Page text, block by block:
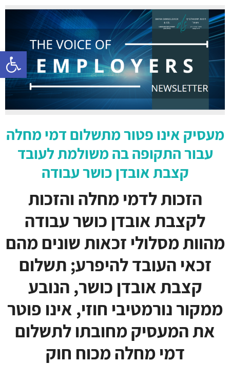
פתח
מעסיק אינו פטור מתשלום דמי מחלה
עבור התקופה בה משולמת לעובד
קצבת אובדן כושר עבודה
הזכות לדמי מחלה והזכות
לקצבת אובדן כושר עבודה
מהוות מסלולי זכאות שונים מהם
זכאי העובד להיפרע; תשלום
קצבת אובדן כושר, הנובע
ממקור נורמטיבי חוזי, אינו פוטר
את המעסיק מחובתו לתשלום
דמי מחלה מכוח חוק